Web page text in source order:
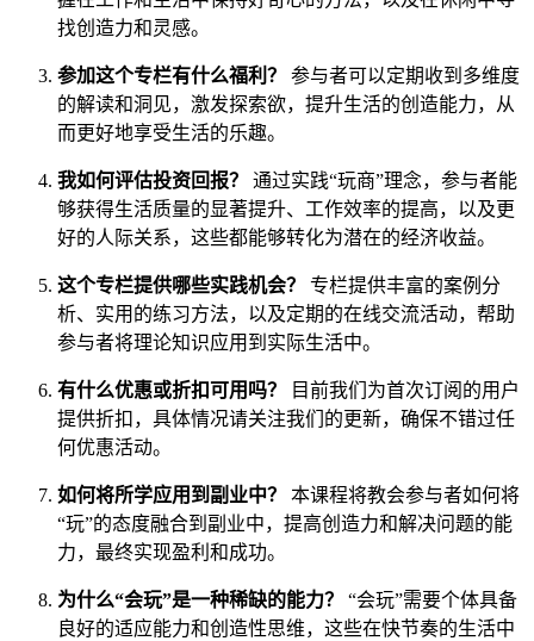
找创造力和灵感。
参加这个专栏有什么福利？
参与者可以定期收到多维度
的解读和洞见，激发探索欲，提升生活的创造能力，从
而更好地享受生活的乐趣。
我如何评估投资回报？
通过实践“玩商”理念，参与者能
够获得生活质量的显著提升、工作效率的提高，以及更
好的人际关系，这些都能够转化为潜在的经济收益。
这个专栏提供哪些实践机会？
专栏提供丰富的案例分
析、实用的练习方法，以及定期的在线交流活动，帮助
参与者将理论知识应用到实际生活中。
有什么优惠或折扣可用吗？
目前我们为首次订阅的用户
提供折扣，具体情况请关注我们的更新，确保不错过任
何优惠活动。
如何将所学应用到副业中？
本课程将教会参与者如何将
“玩”的态度融合到副业中，提高创造力和解决问题的能
力，最终实现盈利和成功。
为什么“会玩”是一种稀缺的能力？
“会玩”需要个体具备
良好的适应能力和创造性思维，这些在快节奏的生活中